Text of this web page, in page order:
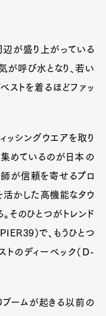
辺が盛り上がっている
が呼び水となり、若い
ストを着るほどファッ
ッシングウエアを取り
めているのが日本の
師が信頼を寄せるプロ
活かした高機能なタウ
そのひとつがトレンド
）で、もうひとつ
トのディーベック（D-
ブームが起きる以前の